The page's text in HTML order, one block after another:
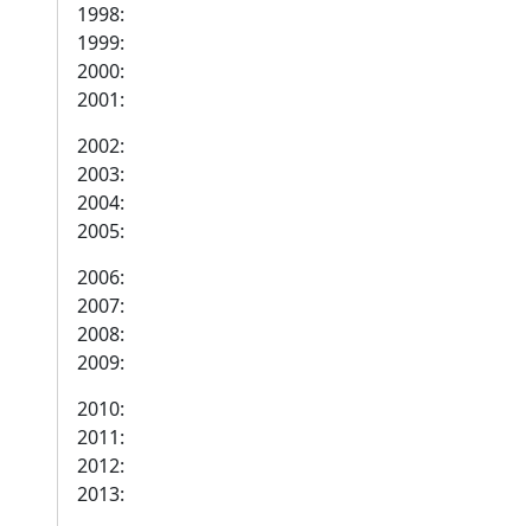
1998:
1999:
2000:
2001:
2002:
2003:
2004:
2005:
2006:
2007:
2008:
2009:
2010:
2011:
2012:
2013: